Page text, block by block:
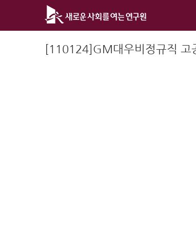
[110124]GM대우비정규직 고